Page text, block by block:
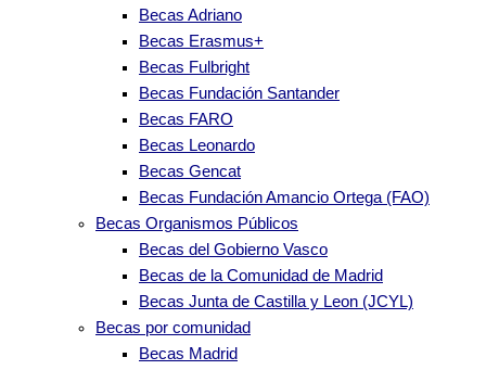
Becas Adriano
Becas Erasmus+
Becas Fulbright
Becas Fundación Santander
Becas FARO
Becas Leonardo
Becas Gencat
Becas Fundación Amancio Ortega (FAO)
Becas Organismos Públicos
Becas del Gobierno Vasco
Becas de la Comunidad de Madrid
Becas Junta de Castilla y Leon (JCYL)
Becas por comunidad
Becas Madrid